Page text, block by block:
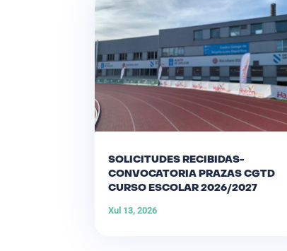
SOLICITUDES RECIBIDAS-
CONVOCATORIA PRAZAS CGTD
CURSO ESCOLAR 2026/2027
Xul 13, 2026